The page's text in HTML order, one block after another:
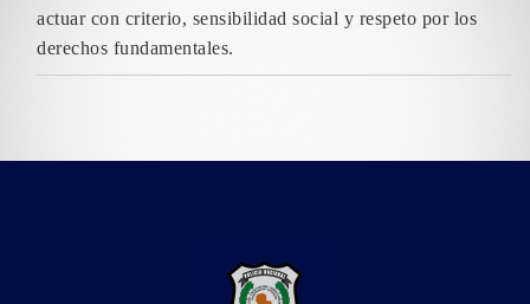
actuar con criterio, sensibilidad social y respeto por los
derechos fundamentales.